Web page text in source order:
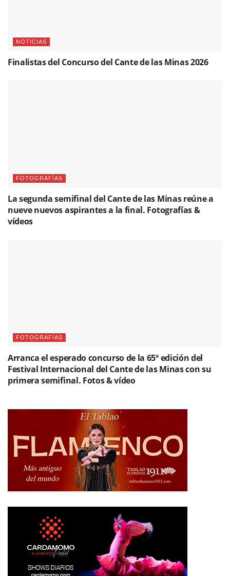
NOTICIAS
Finalistas del Concurso del Cante de las Minas 2026
FOTOGRAFÍAS
La segunda semifinal del Cante de las Minas reúne a
nueve nuevos aspirantes a la final. Fotografías &
vídeos
FOTOGRAFÍAS
Arranca el esperado concurso de la 65º edición del
Festival Internacional del Cante de las Minas con su
primera semifinal. Fotos & vídeo